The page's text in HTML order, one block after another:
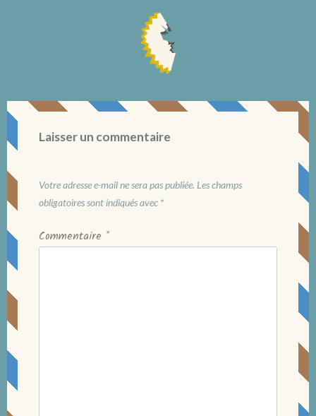
Laisser un commentaire
Votre adresse e-mail ne sera pas publiée. Les champs
obligatoires sont indiqués avec *
Commentaire *